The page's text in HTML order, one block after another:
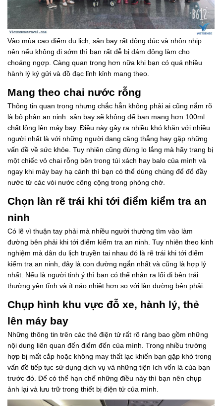
Vào mùa cao điểm du lịch, sân bay rất đông đúc và nhộn nhịp
nên nếu không đi sớm thì bạn rất dễ bị đám đông làm cho
choáng ngợp. Càng quan trọng hơn nữa khi bạn có quá nhiều
hành lý ký gửi và đồ đạc lỉnh kỉnh mang theo.
Mang theo chai nước rỗng
Thông tin quan trọng nhưng chắc hẳn không phải ai cũng nắm rõ
là bộ phận an ninh sân bay sẽ không để bạn mang hơn 100ml
chất lỏng lên máy bay. Điều này gây ra nhiều khó khăn với nhiều
người nhất là với những người đang căng thẳng hay gặp những
vấn đề về sức khỏe. Tuy nhiên cũng đừng lo lắng mà hãy trang bị
một chiếc vỏ chai rỗng bên trong túi xách hay balo của mình và
ngay khi máy bay hạ cánh thì bạn có thể dùng chúng để đổ đầy
nước từ các vòi nước công cộng trong phòng chờ.
Chọn làn rẽ trái khi tới điểm kiểm tra an
ninh
Có lẽ vì thuận tay phải mà nhiều người thường tìm vào làm
đường bên phải khi tới điểm kiểm tra an ninh. Tuy nhiên theo kinh
nghiệm mà dân du lịch truyền tai nhau đó là rẽ trái khi tới điểm
kiểm tra an ninh, đây là con đường ngắn nhất và cũng là hợp lý
nhất. Nếu là người tinh ý thì bạn có thể nhận ra lối đi bên trái
thường yên tĩnh và ít náo nhiệt hơn so với làn đường bên phải.
Chụp hình khu vực đỗ xe, hành lý, thẻ
lên máy bay
Những thông tin trên các thẻ điện tử rất rõ ràng bao gồm những
nội dung liên quan đến điểm đến của mình. Trong nhiều trường
hợp bị mất cắp hoặc không may thất lạc khiến bạn gặp khó trong
vấn đề tiếp tục sử dụng dịch vụ và những tiện ích vốn là của bạn
trước đó. Để có thể hạn chế những điều này thì bạn nên chụp
ảnh lại và lưu trữ trong thiết bị điện tử của mình.